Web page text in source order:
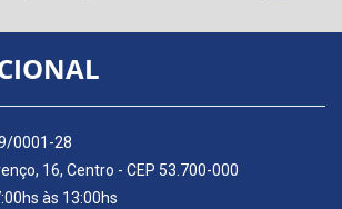
0001-28
16, Centro - CEP 53.700-000
às 13:00hs